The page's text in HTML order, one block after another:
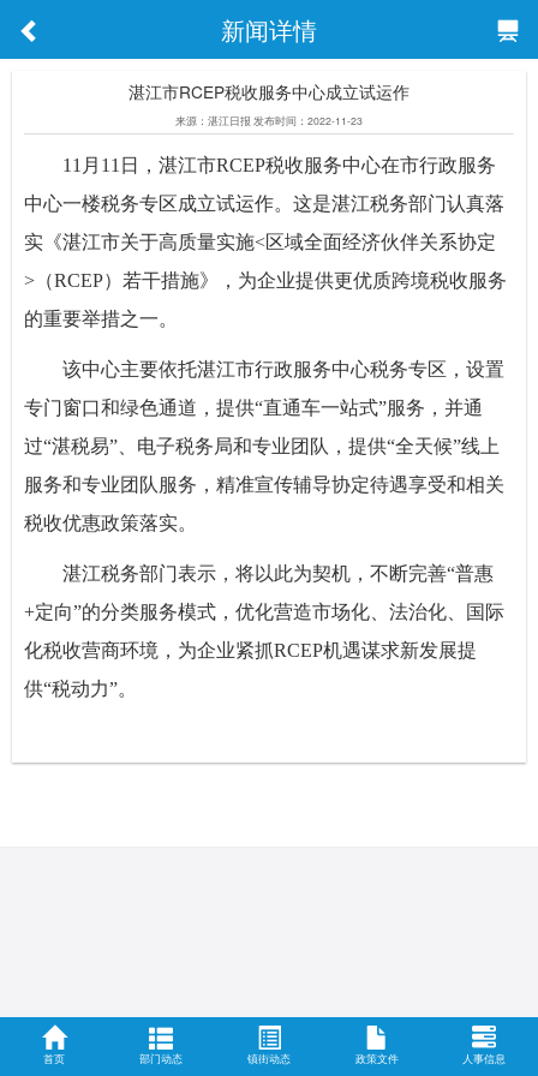
新闻详情
湛江市RCEP税收服务中心成立试运作
来源：湛江日报 发布时间：2022-11-23
11月11日，湛江市RCEP税收服务中心在市行政服务
中心一楼税务专区成立试运作。这是湛江税务部门认真落
实《湛江市关于高质量实施<区域全面经济伙伴关系协定
>（RCEP）若干措施》，为企业提供更优质跨境税收服务
的重要举措之一。
该中心主要依托湛江市行政服务中心税务专区，设置
专门窗口和绿色通道，提供“直通车一站式”服务，并通
过“湛税易”、电子税务局和专业团队，提供“全天候”线上
服务和专业团队服务，精准宣传辅导协定待遇享受和相关
税收优惠政策落实。
湛江税务部门表示，将以此为契机，不断完善“普惠
+定向”的分类服务模式，优化营造市场化、法治化、国际
化税收营商环境，为企业紧抓RCEP机遇谋求新发展提
供“税动力”。
首页 部门动态 镇街动态 政策文件 人事信息